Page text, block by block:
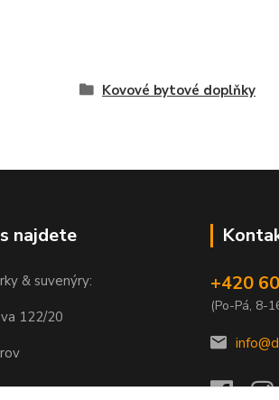
Kovové bytové doplňky
najdete
& suvenýry:
122/20
+420
(Po-Pá, 8-